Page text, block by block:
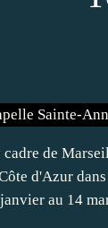
cadre de
d'Azur
au 14